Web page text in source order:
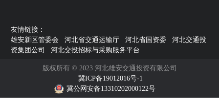
友情链接：
雄安新区管委会
河北省交通运输厅 河北省国资委
河北交通投
资集团公司
河北交投招标与采购服务平台
版权所有 © 2023 河北雄安交通投资有限公司
冀ICP备19012016号-1
冀公网安备13310202000122号